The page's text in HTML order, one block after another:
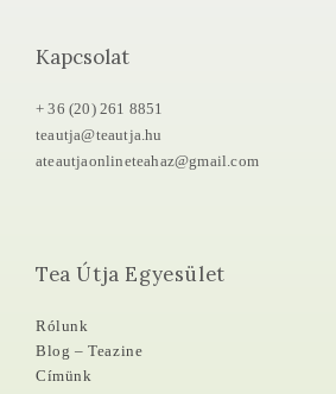
Kapcsolat
+ 36 (20) 261 8851
teautja@teautja.hu
ateautjaonlineteahaz@gmail.com
Tea Útja Egyesület
Rólunk
Blog – Teazine
Címünk